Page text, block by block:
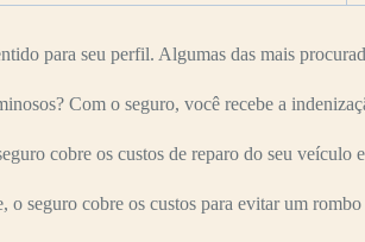
para seu perfil. Algumas das mais
Com o seguro, você recebe a
cobre os custos de reparo do seu veículo
o seguro cobre os custos para evitar um